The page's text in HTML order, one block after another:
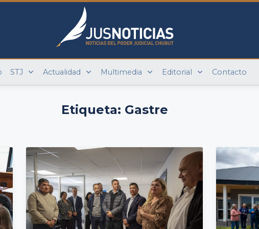
STJ Actualidad Multimedia Editorial Contacto
Etiqueta: Gastre